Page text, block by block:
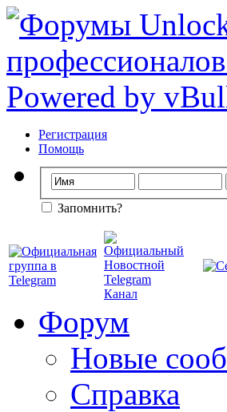
Регистрация
Помощь
Запомнить?
Форум
Новые
Справка